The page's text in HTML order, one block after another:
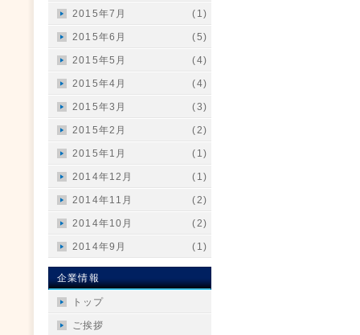
2015年7月 (1)
2015年6月 (5)
2015年5月 (4)
2015年4月 (4)
2015年3月 (3)
2015年2月 (2)
2015年1月 (1)
2014年12月 (1)
2014年11月 (2)
2014年10月 (2)
2014年9月 (1)
企業情報
トップ
ご挨拶